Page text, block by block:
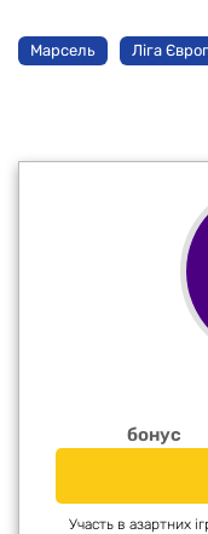
Марсель Ліга
бонус
Участь в азартних